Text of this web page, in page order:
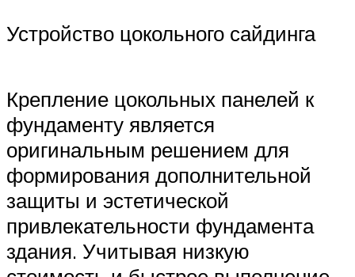
Устройство цокольного сайдинга
Крепление цокольных панелей к
фундаменту является
оригинальным решением для
формирования дополнительной
защиты и эстетической
привлекательности фундамента
здания. Учитывая низкую